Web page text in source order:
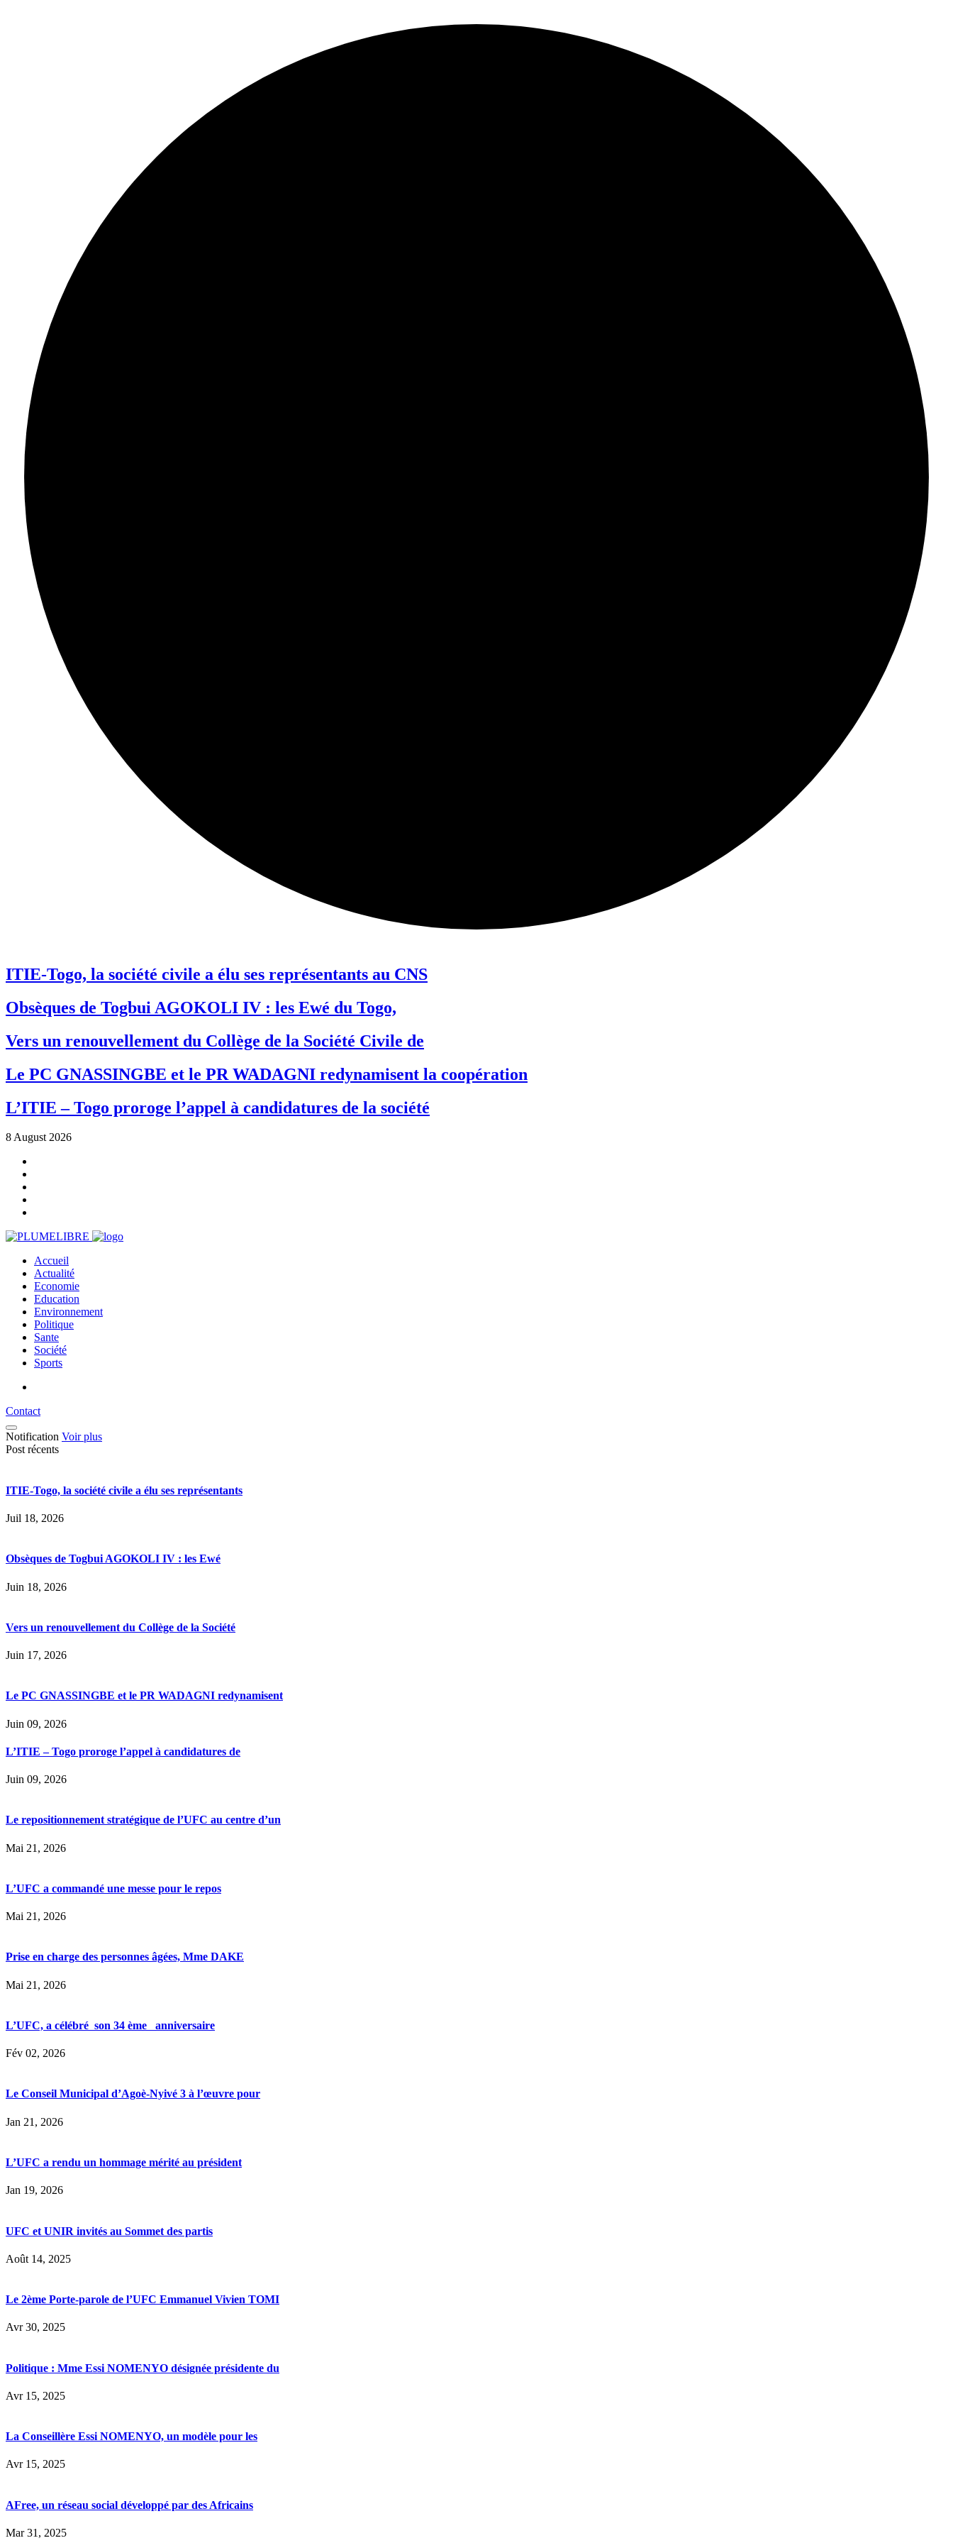
ITIE-Togo, la société civile a élu ses représentants au CNS
Obsèques de Togbui AGOKOLI IV : les Ewé du Togo,
Vers un renouvellement du Collège de la Société Civile de
Le PC GNASSINGBE et le PR WADAGNI redynamisent la coopération
L’ITIE – Togo proroge l’appel à candidatures de la société
8 August 2026
Accueil
Actualité
Economie
Education
Environnement
Politique
Sante
Société
Sports
Contact
Notification Voir plus
Post récents
ITIE-Togo, la société civile a élu ses représentants
Juil 18, 2026
Obsèques de Togbui AGOKOLI IV : les Ewé
Juin 18, 2026
Vers un renouvellement du Collège de la Société
Juin 17, 2026
Le PC GNASSINGBE et le PR WADAGNI redynamisent
Juin 09, 2026
L’ITIE – Togo proroge l’appel à candidatures de
Juin 09, 2026
Le repositionnement stratégique de l’UFC au centre d’un
Mai 21, 2026
L’UFC a commandé une messe pour le repos
Mai 21, 2026
Prise en charge des personnes âgées, Mme DAKE
Mai 21, 2026
L’UFC, a célébré son 34 ème anniversaire
Fév 02, 2026
Le Conseil Municipal d’Agoè-Nyivé 3 à l’œuvre pour
Jan 21, 2026
L’UFC a rendu un hommage mérité au président
Jan 19, 2026
UFC et UNIR invités au Sommet des partis
Août 14, 2025
Le 2ème Porte-parole de l’UFC Emmanuel Vivien TOMI
Avr 30, 2025
Politique : Mme Essi NOMENYO désignée présidente du
Avr 15, 2025
La Conseillère Essi NOMENYO, un modèle pour les
Avr 15, 2025
AFree, un réseau social développé par des Africains
Mar 31, 2025